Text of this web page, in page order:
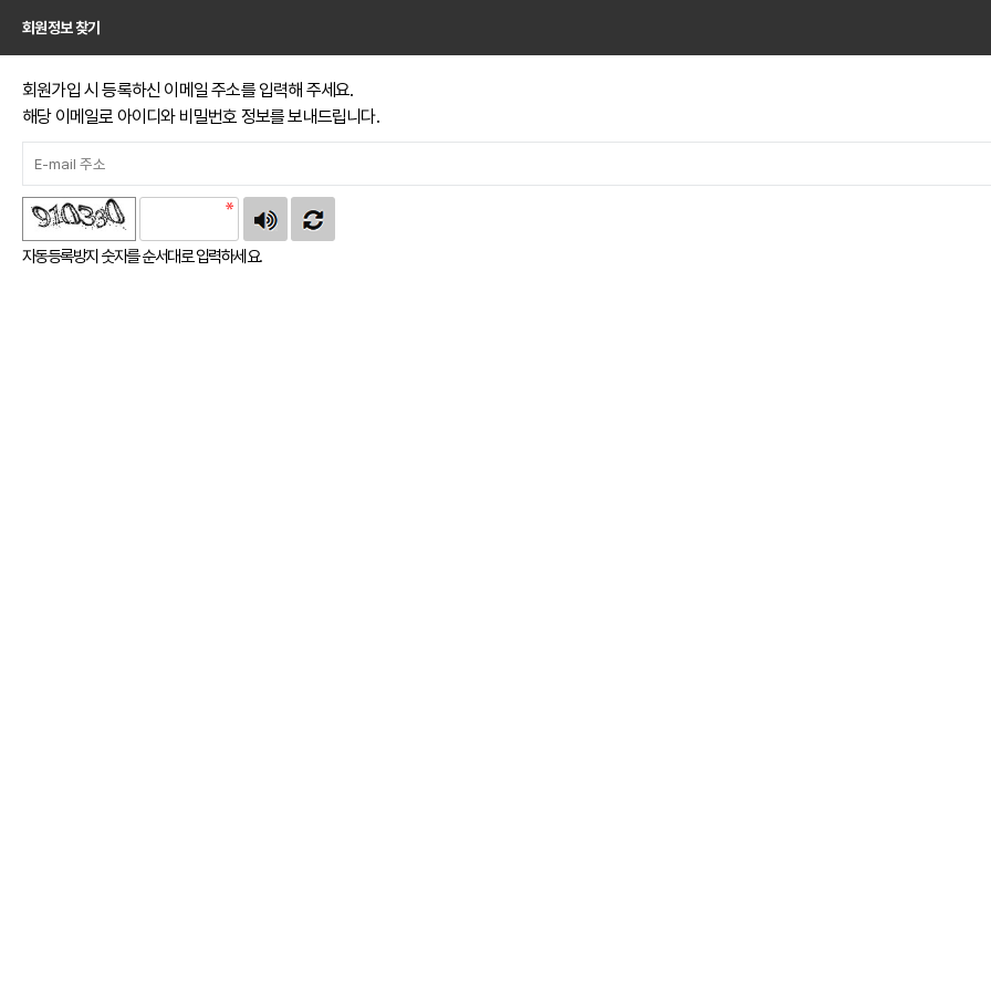
회원정보 찾기
회원가입 시 등록하신 이메일 주소를 입력해 주세요.
해당 이메일로 아이디와 비밀번호 정보를 보내드립니다.
자동등록방지 숫자를 순서대로 입력하세요.